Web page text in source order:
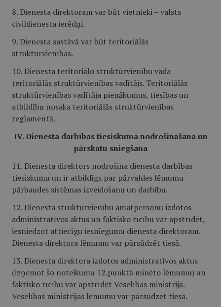
8. Dienesta direktoram var būt vietnieki – valsts
civildienesta ierēdņi.
9. Dienesta sastāvā var būt teritoriālās
struktūrvienības.
10. Dienesta teritoriālo struktūrvienību vada
teritoriālās struktūrvienības vadītājs. Teritoriālās
struktūrvienības vadītāja pienākumus, tiesības un
atbildību nosaka teritoriālās struktūrvienības
reglamentā.
IV. Dienesta darbības tiesiskuma nodrošināšana un
pārskatu sniegšana
11. Dienesta direktors nodrošina dienesta darbības
tiesiskumu un ir atbildīgs par pārvaldes lēmumu
pārbaudes sistēmas izveidošanu un darbību.
12. Dienesta struktūrvienību amatpersonu izdotos
administratīvos aktus un faktisko rīcību var apstrīdēt,
iesniedzot attiecīgu iesniegumu dienesta direktoram.
Dienesta direktora lēmumu var pārsūdzēt tiesā.
13. Dienesta direktora izdotos administratīvos aktus
(izņemot šo noteikumu 12.punktā minēto lēmumu) un
faktisko rīcību var apstrīdēt Veselības ministrijā.
Veselības ministrijas lēmumu var pārsūdzēt tiesā.